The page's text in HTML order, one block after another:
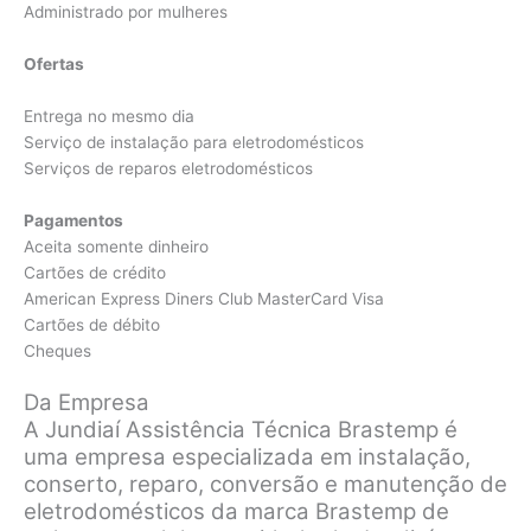
Administrado por mulheres
Ofertas
Entrega no mesmo dia
Serviço de instalação para eletrodomésticos
Serviços de reparos eletrodomésticos
Pagamentos
Aceita somente dinheiro
Cartões de crédito
American Express Diners Club MasterCard Visa
Cartões de débito
Cheques
Da Empresa
A Jundiaí Assistência Técnica Brastemp é
uma empresa especializada em instalação,
conserto, reparo, conversão e manutenção de
eletrodomésticos da marca Brastemp de